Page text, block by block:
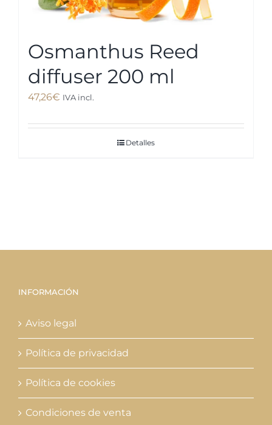
Osmanthus Reed
diffuser 200 ml
47,26€ IVA incl.
Detalles
INFORMACIÓN
Aviso legal
Política de privacidad
Política de cookies
Condiciones de venta